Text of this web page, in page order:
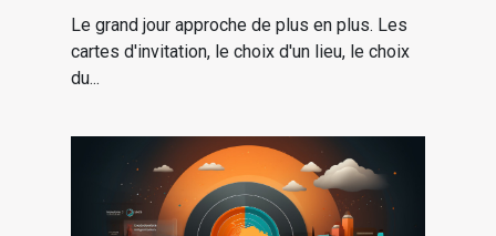
Le grand jour approche de plus en plus. Les
cartes d'invitation, le choix d'un lieu, le choix
du...